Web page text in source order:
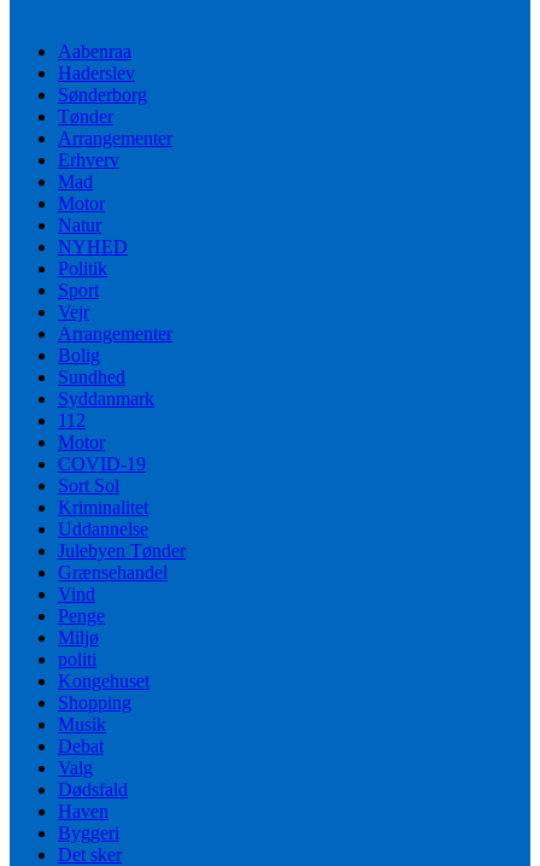
Aabenraa
Haderslev
Sønderborg
Tønder
Arrangementer
Erhverv
Mad
Motor
Natur
NYHED
Politik
Sport
Vejr
Arrangementer
Bolig
Sundhed
Syddanmark
112
Motor
COVID-19
Sort Sol
Kriminalitet
Uddannelse
Julebyen Tønder
Grænsehandel
Vind
Penge
Miljø
politi
Kongehuset
Shopping
Musik
Debat
Valg
Dødsfald
Haven
Byggeri
Det sker